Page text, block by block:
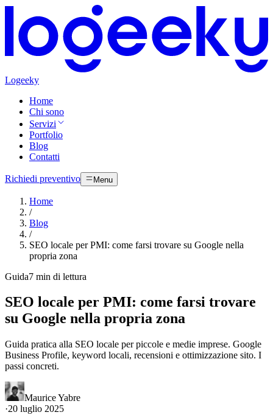
Logeeky
Home
Chi sono
Servizi
Portfolio
Blog
Contatti
Richiedi preventivo Menu
Home
/
Blog
/
SEO locale per PMI: come farsi trovare su Google nella
propria zona
Guida7 min di lettura
SEO locale per PMI: come farsi trovare
su Google nella propria zona
Guida pratica alla SEO locale per piccole e medie imprese. Google
Business Profile, keyword locali, recensioni e ottimizzazione sito. I
passi concreti.
Maurice Yabre
·20 luglio 2025